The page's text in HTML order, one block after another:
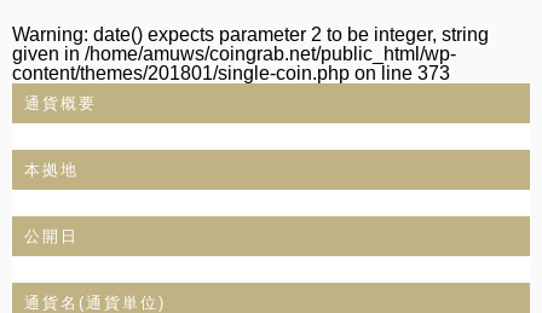
Warning: date() expects parameter 2 to be integer, string
given in /home/amuws/coingrab.net/public_html/wp-
content/themes/201801/single-coin.php on line 373
通貨概要
本拠地
公開日
通貨名(通貨単位)